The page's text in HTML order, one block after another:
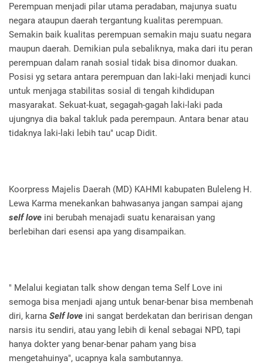
Perempuan menjadi pilar utama peradaban, majunya suatu
negara ataupun daerah tergantung kualitas perempuan.
Semakin baik kualitas perempuan semakin maju suatu negara
maupun daerah. Demikian pula sebaliknya, maka dari itu peran
perempuan dalam ranah sosial tidak bisa dinomor duakan.
Posisi yg setara antara perempuan dan laki-laki menjadi kunci
untuk menjaga stabilitas sosial di tengah kihdidupan
masyarakat. Sekuat-kuat, segagah-gagah laki-laki pada
ujungnya dia bakal takluk pada perempaun. Antara benar atau
tidaknya laki-laki lebih tau" ucap Didit.
Koorpress Majelis Daerah (MD) KAHMI kabupaten Buleleng H.
Lewa Karma menekankan bahwasanya jangan sampai ajang
self love ini berubah menajadi suatu kenaraisan yang
berlebihan dari esensi apa yang disampaikan.
" Melalui kegiatan talk show dengan tema Self Love ini
semoga bisa menjadi ajang untuk benar-benar bisa membenah
diri, karna Self love ini sangat berdekatan dan beririsan dengan
narsis itu sendiri, atau yang lebih di kenal sebagai NPD, tapi
hanya dokter yang benar-benar paham yang bisa
mengetahuinya", ucapnya kala sambutannya.